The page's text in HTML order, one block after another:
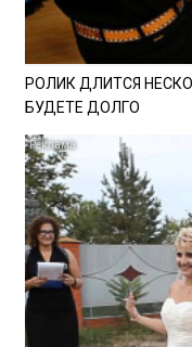
РОЛИК ДЛИТСЯ
БУДЕТЕ ДОЛГО